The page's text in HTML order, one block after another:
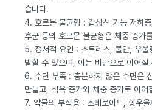
습니다.
4. 호르몬 불균형 : 갑상선 기능 저하
후군 등의 호르몬 불균형은 체중 증가
5. 정서적 요인 : 스트레스, 불안, 우울
발할 수 있으며, 이는 비만으로 이어질
6. 수면 부족 : 충분하지 않은 수면은
만들고, 식욕 증가와 체중 증가로 이어
7. 약물의 부작용 : 스테로이드, 항우